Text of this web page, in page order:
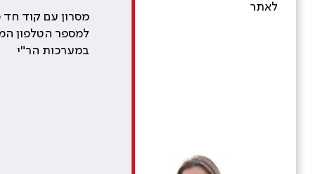
לאתר
מסרון עם קוד חד
למספר הטלפון
במערכות הר"י